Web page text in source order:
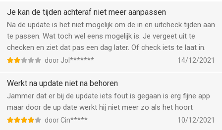
kunt ook pauzes documenteren)
- Standaard uren documenteren
- Pauzes documenteren: tijden op de minuut nauwkeurig
bijhouden, b.v. "1 uur lunchpauze"
- Berekenen van totaal aantal uren
Aantal uur gewerkt (totaal/standaard), overwerk
(totaal/standaard), Salaris (totaal)
- Stel termijn
- Het uurloon bepalen
- Memo
Je kan de tijden achteraf niet meer aanpassen
Na de update is het niet mogelijk om de in en uitcheck tijden aan
te passen. Wat toch wel eens mogelijk is. Je vergeet uit te
checken en ziet dat pas een dag later. Of check iets te laat in.
door Jol******* 14/12/2021
Werkt na update niet na behoren
Jammer dat er bij de update iets fout is gegaan is erg fijne app
maar door de up date werkt hij niet meer zo als het hoort
door Cin***** 10/12/2021